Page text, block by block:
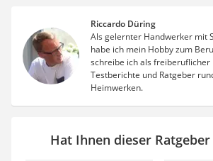
Riccardo Düring
Als gelernter Handwerker mit
habe ich mein Hobby zum
schreibe ich als freiberuflicher
Testberichte und Ratgeber
Heimwerken.
Hat Ihnen dieser Ratgeber